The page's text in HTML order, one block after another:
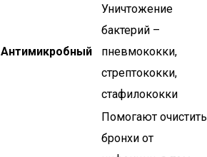
Антимикробный
Уничтожение
бактерий –
пневмококки,
стрептококки,
стафилококки
Помогают очистить
бронхи от